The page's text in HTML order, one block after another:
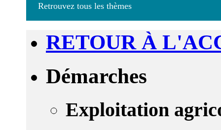
Retrouvez tous les thèmes
RETOUR À
Démarches
Exploitation